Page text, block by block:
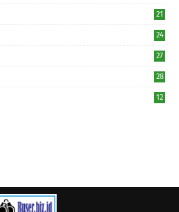
21
24
27
28
12